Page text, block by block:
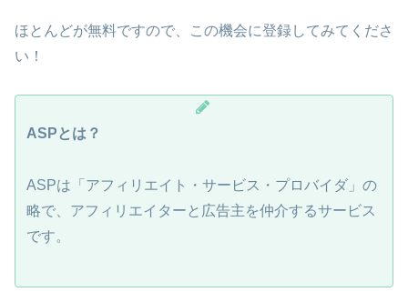
ほとんどが無料ですので、この機会に登録してみてくださ
い！
ASPとは？
ASPは「アフィリエイト・サービス・プロバイダ」の
略で、アフィリエイターと広告主を仲介するサービス
です。